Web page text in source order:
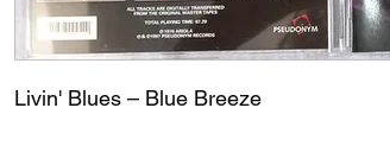
Livin' Blues – Blue Breeze